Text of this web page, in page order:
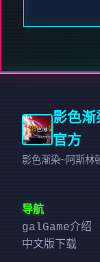
影色
官方
影色渐染~阿斯林
导航
galGame介绍
中文版下载